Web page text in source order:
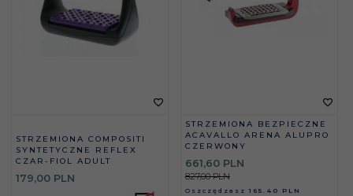
STRZEMIONA COMPOSITI
SYNTETYCZNE REFLEX
CZAR-FIOL ADULT
179,00 PLN
STRZEMIONA BEZPIECZNE
ACAVALLO ARENA ALUPRO
CZERWONY
661,60 PLN
827,00 PLN
Oszczędzasz 165.40 PLN